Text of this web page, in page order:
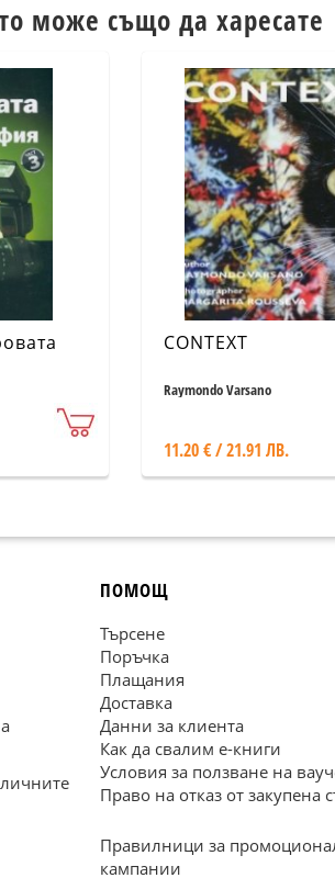
може също да харесате
-
CONTEXT
Raymondo Varsano
11.20 € / 21.91 ЛВ.
ПОМОЩ
Търсене
Поръчка
Плащания
Доставка
Данни за клиента
Как да свалим е-книги
Условия за ползване на
Право на отказ от закупена
Правилници за
кампании